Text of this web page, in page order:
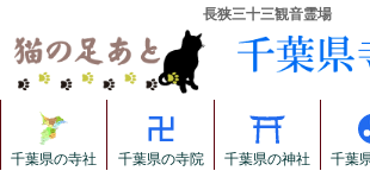
長狭三十三観音霊場
千葉県の寺社 千葉県の寺院 千葉県の神社 千葉